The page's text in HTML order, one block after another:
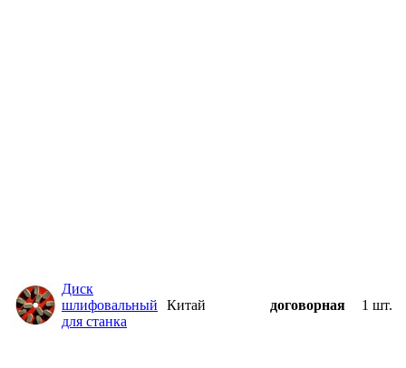
Диск
шлифовальный
для станка
Китай договорная 1 шт.